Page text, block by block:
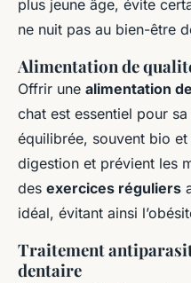
plus jeune âge, évite
ne nuit pas au bien-être
Alimentation de
Offrir une alimentation
chat est essentiel pour
équilibrée, souvent bio
digestion et prévient les
des exercices réguliers
idéal, évitant ainsi
Traitement
dentaire